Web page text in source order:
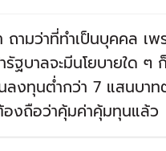
ามว่าที่ทำเป็นบุคคล เพ
รัฐบาลจะมีนโยบายใด ๆ
ลงทุนต่ำกว่า 7 แสนบา
งถือว่าคุ้มค่าคุ้มทุนแล้ว